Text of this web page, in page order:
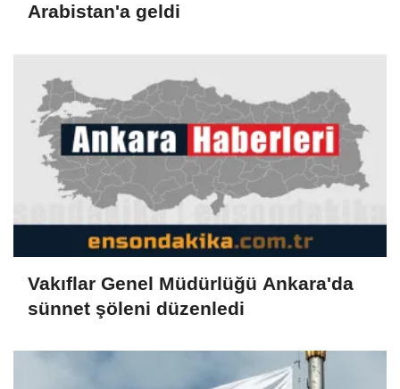
Arabistan'a geldi
Vakıflar Genel Müdürlüğü Ankara'da
sünnet şöleni düzenledi